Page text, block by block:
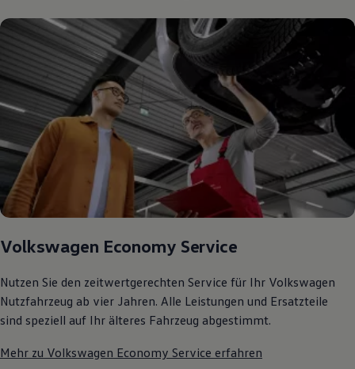
75 Jahre Bulli Jubiläum
Bulli Magazin
Fahrzeugabholung ab Werk
Volkswagen Economy Service
Nutzen Sie den zeitwertgerechten Service für Ihr Volkswagen
Nutzfahrzeug ab vier Jahren. Alle Leistungen und Ersatzteile
sind speziell auf Ihr älteres Fahrzeug abgestimmt.
Mehr zu Volkswagen Economy Service erfahren